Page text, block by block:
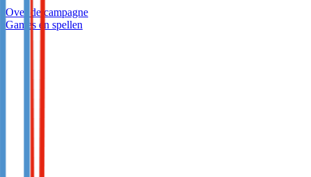
Over de campagne
Games en spellen